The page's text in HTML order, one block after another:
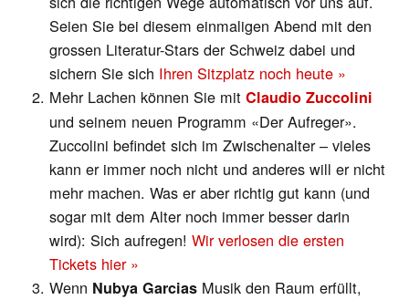
Seien Sie bei diesem einmaligen Abend mit den
grossen Literatur-Stars der Schweiz dabei und
sichern Sie sich Ihren Sitzplatz noch heute »
Mehr Lachen können Sie mit Claudio Zuccolini
und seinem neuen Programm «Der Aufreger».
Zuccolini befindet sich im Zwischenalter – vieles
kann er immer noch nicht und anderes will er nicht
mehr machen. Was er aber richtig gut kann (und
sogar mit dem Alter noch immer besser darin
wird): Sich aufregen! Wir verlosen die ersten
Tickets hier »
Wenn Nubya GarciasMusik den Raum erfüllt,